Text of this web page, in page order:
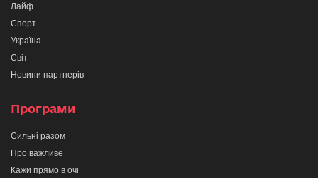
Лайф
Спорт
Україна
Світ
Новини партнерів
Програми
Сильні разом
Про важливе
Кажи прямо в очі